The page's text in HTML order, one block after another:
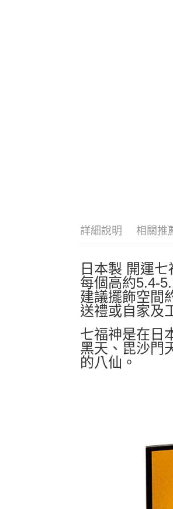
詳細說明 相關推
日本製 開運
每個高約5.4-
建議擺飾空間
送禮或自家及
七福神是在日
黑天、毘沙門
的八仙。